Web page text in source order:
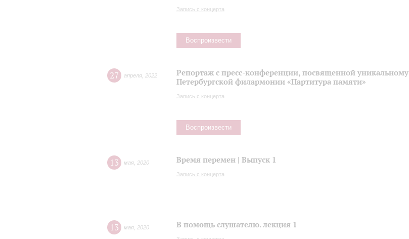
Запись с концерта
Воспроизвести
27 апреля 2022
Репортаж с пресс-конференции, посвященной
Петербургской филармонии «Партитура памяти»
Запись с концерта
Воспроизвести
13 мая 2020 Время перемен | Выпуск 1
Запись с концерта
13 мая 2020 В помощь слушателю. лекция 1